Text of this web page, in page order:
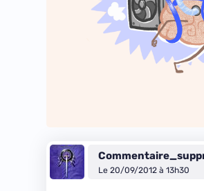
Le 20/09/2012 à 13h30